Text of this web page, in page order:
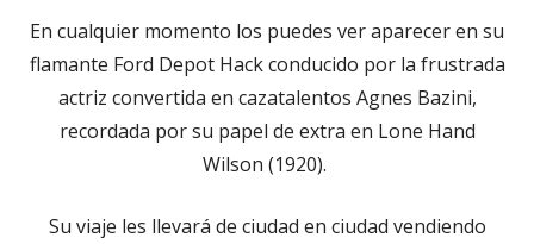
En cualquier momento los puedes ver aparecer en su
flamante Ford Depot Hack conducido por la frustrada
actriz convertida en cazatalentos Agnes Bazini,
recordada por su papel de extra en Lone Hand
Wilson (1920).
Su viaje les llevará de ciudad en ciudad vendiendo